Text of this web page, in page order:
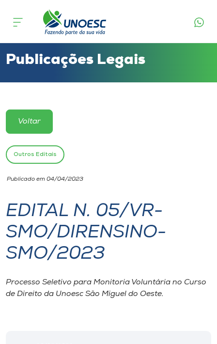
Cursos
Atendimento ao Estudante
Portal de Ensino
Unoesc
Internacionalização
I.nova
Cultura
Publicações Legais
Voltar
Outros Editais
Publicado em 04/04/2023
EDITAL N. 05/VR-
SMO/DIRENSINO-
SMO/2023
Processo Seletivo para Monitoria Voluntária no Curso
de Direito da Unoesc São Miguel do Oeste.